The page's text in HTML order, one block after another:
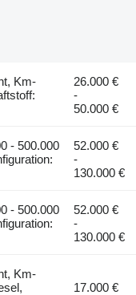
Km-
26.000 €
-
50.000 €
- 500.000
52.000 €
-
130.000 €
- 500.000
52.000 €
-
130.000 €
Km-
17.000 €